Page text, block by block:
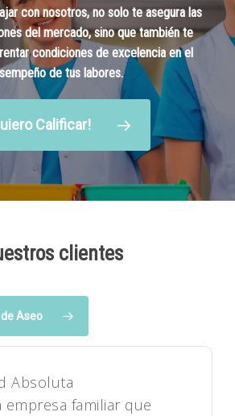
con nosotros, no solo te asegura las
del mercado, sino que también te
condiciones de excelencia en el
de tus labores.
Calificar!
clientes
Aseo
Absoluta
empresa familiar que